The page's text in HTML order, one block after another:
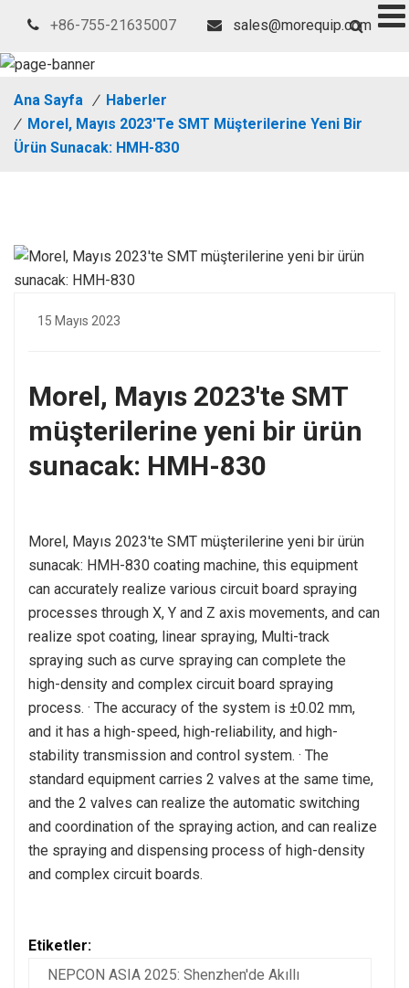
+86-755-21635007 sales@morequip.com
Ana Sayfa / Haberler
/ Morel, Mayıs 2023'te SMT Müşterilerine Yeni Bir
Ürün Sunacak: HMH-830
15 Mayıs 2023
Morel, Mayıs 2023'te SMT
müşterilerine yeni bir ürün
sunacak: HMH-830
Morel, Mayıs 2023'te SMT müşterilerine yeni bir ürün
sunacak: HMH-830 coating machine, this equipment
can accurately realize various circuit board spraying
processes through X, Y and Z axis movements, and can
realize spot coating, linear spraying, Multi-track
spraying such as curve spraying can complete the
high-density and complex circuit board spraying
process. · The accuracy of the system is ±0.02 mm,
and it has a high-speed, high-reliability, and high-
stability transmission and control system. · The
standard equipment carries 2 valves at the same time,
and the 2 valves can realize the automatic switching
and coordination of the spraying action, and can realize
the spraying and dispensing process of high-density
and complex circuit boards.
Etiketler:
NEPCON ASIA 2025: Shenzhen'de Akıllı